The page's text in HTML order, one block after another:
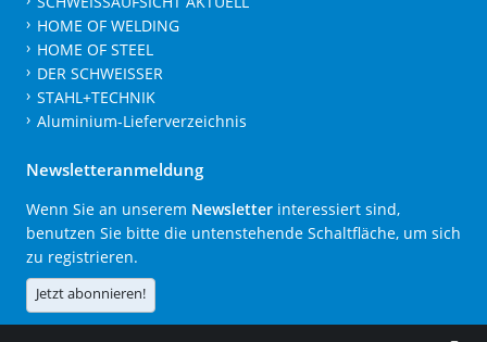
HOME OF WELDING
HOME OF STEEL
DER SCHWEISSER
STAHL+TECHNIK
Aluminium-Lieferverzeichnis
Newsletteranmeldung
Wenn Sie an unserem Newsletter interessiert sind,
benutzen Sie bitte die untenstehende Schaltfläche, um sich
zu registrieren.
Jetzt abonnieren!